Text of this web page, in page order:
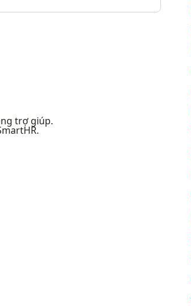
trợ giúp.